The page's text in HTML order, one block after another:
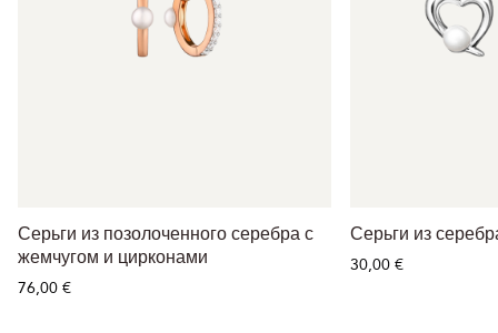
Серьги из позолоченного серебра с
жемчугом и цирконами
76,00 €
Серьги из
30,00 €